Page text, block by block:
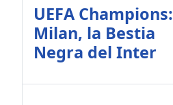
UEFA Champions:
Milan, la Bestia
Negra del Inter